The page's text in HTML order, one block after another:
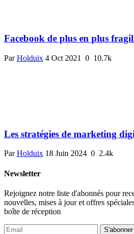
Facebook de plus en plus
ParHolduix 4 Oct 2021 0 10.7k
Les stratégies de marketing
ParHolduix 18 Juin 2024 0 2.4k
Newsletter
Rejoignez notre liste d'abonnés pour
nouvelles, mises à jour et offres
boîte de réception
S'abonner